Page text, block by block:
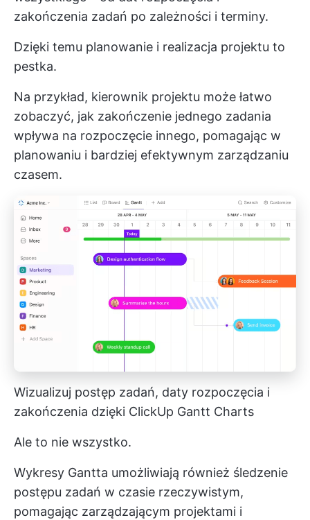
zakończenia zadań po zależności i terminy.
Dzięki temu planowanie i realizacja projektu to
pestka.
Na przykład, kierownik projektu może łatwo
zobaczyć, jak zakończenie jednego zadania
wpływa na rozpoczęcie innego, pomagając w
planowaniu i bardziej efektywnym zarządzaniu
czasem.
Wizualizuj postęp zadań, daty rozpoczęcia i
zakończenia dzięki ClickUp Gantt Charts
Ale to nie wszystko.
Wykresy Gantta umożliwiają również śledzenie
postępu zadań w czasie rzeczywistym,
pomagając zarządzającym projektami i